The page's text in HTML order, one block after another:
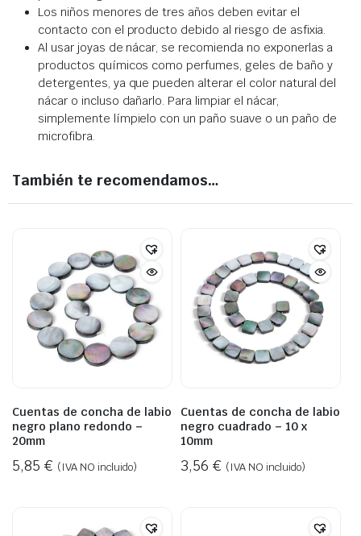
Los niños menores de tres años deben evitar el
contacto con el producto debido al riesgo de asfixia.
Al usar joyas de nácar, se recomienda no exponerlas a
productos químicos como perfumes, geles de baño y
detergentes, ya que pueden alterar el color natural del
nácar o incluso dañarlo. Para limpiar el nácar,
simplemente límpielo con un paño suave o un paño de
microfibra.
También te recomendamos…
Cuentas de concha de labio
negro plano redondo –
20mm
5,85 € (IVA NO incluido)
Cuentas de concha de labio
negro cuadrado – 10 x
10mm
3,56 € (IVA NO incluido)